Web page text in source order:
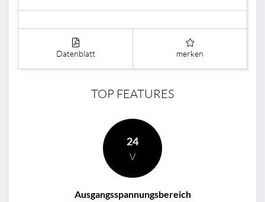
Datenblatt merken
TOP FEATURES
24
V
Ausgangsspannungsbereich